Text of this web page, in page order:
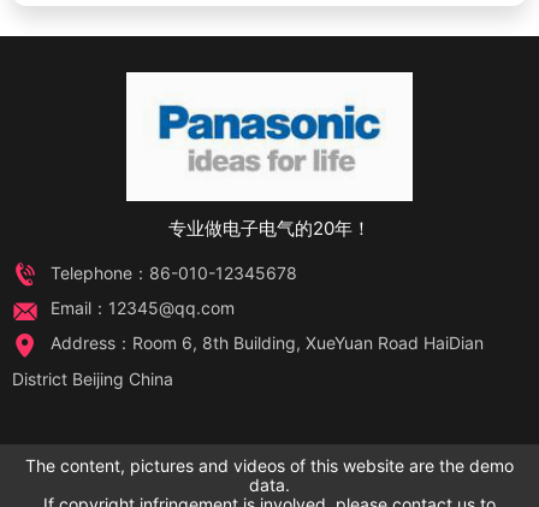
专业做电子电气的20年！
Telephone：86-010-12345678
Email：12345@qq.com
Address：Room 6, 8th Building, XueYuan Road HaiDian
District Beijing China
The content, pictures and videos of this website are the demo
data.